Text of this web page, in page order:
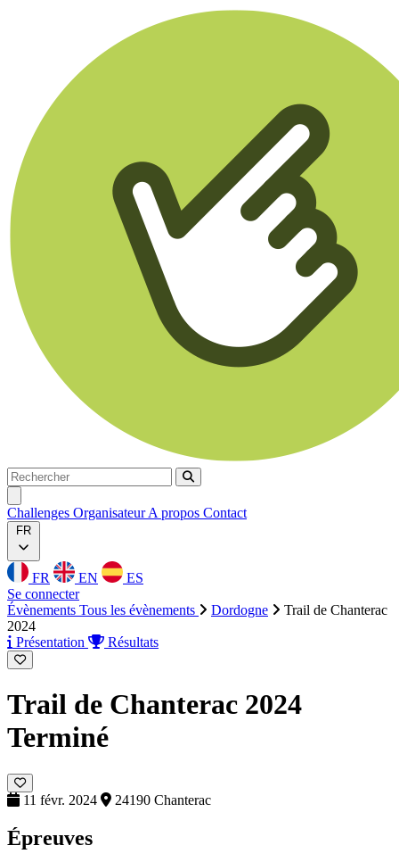
Rechercher
Rechercher
Challenges OrganisateurA propos Contact
FR
FR EN
ES
Se connecter
Évènements Tous les évènements Dordogne
Trail de Chanterac
2024
Présentation
Résultats
Trail de Chanterac 2024
Terminé
11 févr. 2024 24190 Chanterac
Épreuves